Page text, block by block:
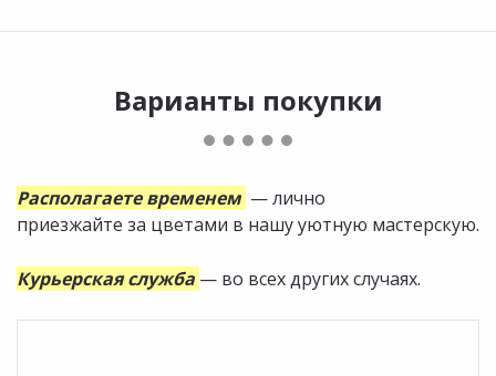
Варианты покупки
Располагаете временем — лично
приезжайте за цветами в нашу уютную мастерскую.
Курьерская служба — во всех других случаях.